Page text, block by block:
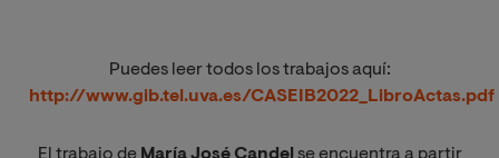
Puedes leer todos los trabajos aquí:
http://www.gib.tel.uva.es/CASEIB2022_LibroActas.pdf
El trabajo de María José Candel se encuentra a partir